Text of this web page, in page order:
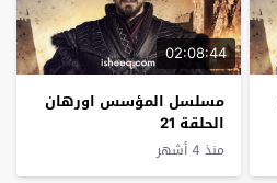
02:08:44
مسلسل المؤسس اورهان
الحلقة 21
منذ 4 أشهر